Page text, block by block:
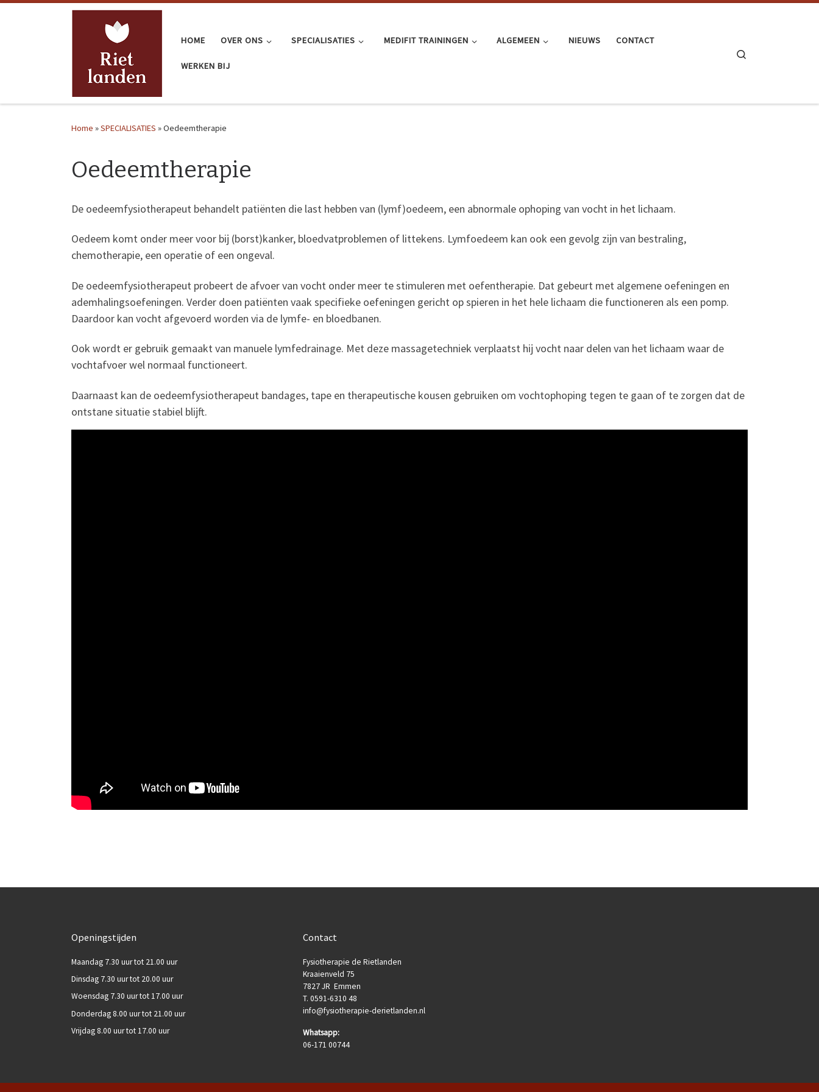
HOME OVER ONS SPECIALISATIES MEDIFIT TRAININGEN ALGEMEEN NIEUWS CONTACT
WERKEN BIJ
Home »SPECIALISATIES »Oedeemtherapie
Oedeemtherapie
De oedeemfysiotherapeut behandelt patiënten die last hebben van (lymf)oedeem, een abnormale ophoping van vocht in het lichaam.
Oedeem komt onder meer voor bij (borst)kanker, bloedvatproblemen of littekens. Lymfoedeem kan ook een gevolg zijn van bestraling,
chemotherapie, een operatie of een ongeval.
De oedeemfysiotherapeut probeert de afvoer van vocht onder meer te stimuleren met oefentherapie. Dat gebeurt met algemene oefeningen en
ademhalingsoefeningen. Verder doen patiënten vaak specifieke oefeningen gericht op spieren in het hele lichaam die functioneren als een pomp.
Daardoor kan vocht afgevoerd worden via de lymfe- en bloedbanen.
Ook wordt er gebruik gemaakt van manuele lymfedrainage. Met deze massagetechniek verplaatst hij vocht naar delen van het lichaam waar de
vochtafvoer wel normaal functioneert.
Daarnaast kan de oedeemfysiotherapeut bandages, tape en therapeutische kousen gebruiken om vochtophoping tegen te gaan of te zorgen dat de
ontstane situatie stabiel blijft.
Openingstijden
Maandag 7.30 uur tot 21.00 uur
Dinsdag 7.30 uur tot 20.00 uur
Woensdag 7.30 uur tot 17.00 uur
Donderdag 8.00 uur tot 21.00 uur
Vrijdag 8.00 uur tot 17.00 uur
Contact
Fysiotherapie de Rietlanden
Kraaienveld 75
7827 JR Emmen
T. 0591-6310 48
info@fysiotherapie-derietlanden.nl
Whatsapp:
06-171 00744